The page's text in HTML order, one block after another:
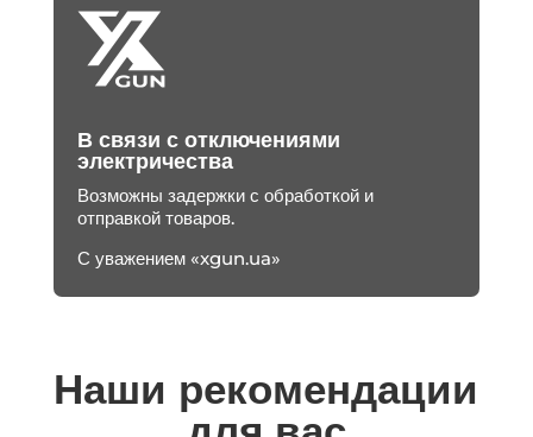
В связи с отключениями
электричества
Возможны задержки с обработкой и
отправкой товаров.
С уважением «xgun.ua»
Наши рекомендации